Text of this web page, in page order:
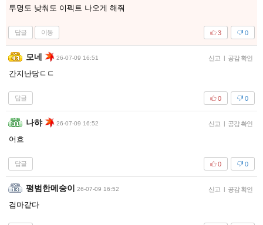
투명도 낮춰도 이펙트 나오게 해줘
답글 이동 0
3
모네 26-07-09 16:51 신고 | 공감 확인
간지난당ㄷㄷ
답글 0
0
나햐 26-07-09 16:52 신고 | 공감 확인
어흐
답글 0
0
평범한메숭이 26-07-09 16:52 신고 | 공감 확인
검마같다